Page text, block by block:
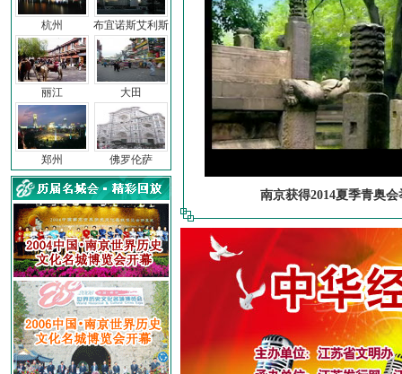
杭州
丽江
郑州
布宜诺斯艾利斯
大田
佛罗伦萨
南京获得2014夏季青奥会